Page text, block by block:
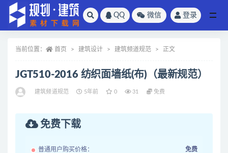
QQ 微信 登录
当前位置： 首页 建筑设计 建筑频道规范 正文
JGT510-2016 纺织面墙纸(布)（最新规范）
建筑频道规范 5年前 0 31 免费
免费下载
普通用户购买价格： 免费
全部